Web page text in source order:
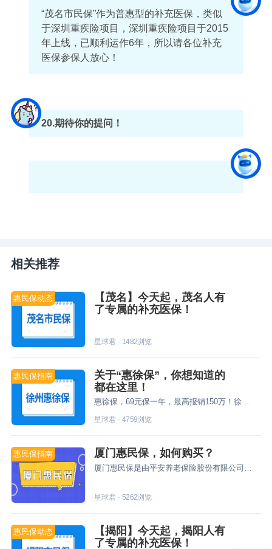
“茂名市民保”作为普惠型的补充医保，类似
于深圳重疾险项目，深圳重疾险项目于2015
年上线，已顺利运作6年，所以请各位补充
医保参保人放心！
20.期待你的提问！
相关推荐
惠民保动态
【茂名】今天起，茂名人有
了专属的补充医保！
星球君· 1482浏览
惠民保指南
关于“惠徐保”，你想知道的
都在这里！
惠徐保，69元保一年，最高报销150万！徐州市城镇职工医保参保人、徐州市城乡居民医保参保人均可参保。包括公务员、企业职工、退休人员、农民、学生、学龄前儿童等。
星球君· 4759浏览
惠民保指南 厦门惠民保，如何购买？
星球君· 5262浏览
惠民保动态
【揭阳】今天起，揭阳人有
了专属的补充医保！